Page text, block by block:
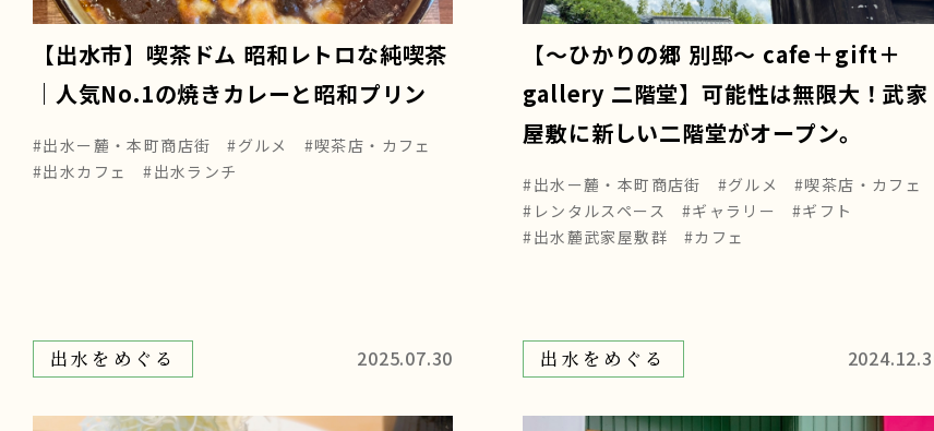
【出水市】喫茶ドム 昭和レトロな純喫茶
｜人気No.1の焼きカレーと昭和プリン
#出水ー麓・本町商店街 #グルメ
#喫茶店・カフェ
#出水カフェ
#出水ランチ
【～ひかりの郷 別邸～ cafe＋gift＋
gallery 二階堂】可能性は無限大！武家
屋敷に新しい二階堂がオープン。
#出水ー麓・本町商店街 #グルメ
#喫茶店・カフェ
#レンタルスペース
#ギャラリー
#ギフト
#出水麓武家屋敷群
#カフェ
出水をめぐる 2025.07.30 出水をめぐる